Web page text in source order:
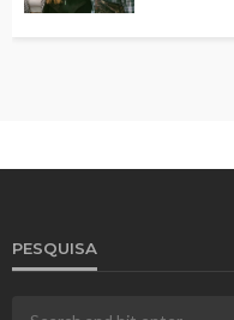
PESQUISA